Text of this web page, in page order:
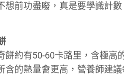
想前功盡廢，真是要學識計
餅約有50-60卡路里，含極高
含的熱量會更高，營養師建